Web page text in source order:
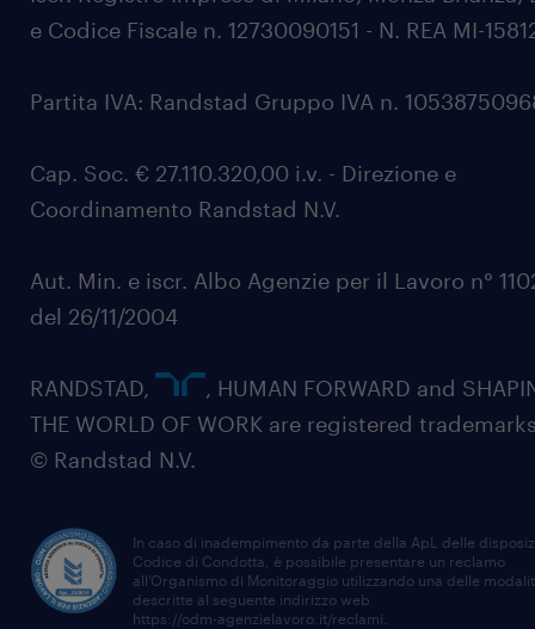
e Codice Fiscale n. 12730090151 - N. REA MI-
Partita IVA: Randstad Gruppo IVA n.
Cap. Soc. € 27.110.320,00 i.v. - Direzione e
Coordinamento Randstad N.V.
Aut. Min. e iscr. Albo Agenzie per il Lavoro n°
del 26/11/2004
RANDSTAD,
, HUMAN FORWARD and
THE WORLD OF WORK are registered
© Randstad N.V.
In caso di inadempimento da parte della ApL delle
Codice di Condotta, è possibile presentare un reclamo
all’Organismo di Monitoraggio utilizzando una delle
descritte al seguente indirizzo web
https://odm-agenzielavoro.it/reclami